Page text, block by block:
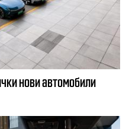
нови автомобили